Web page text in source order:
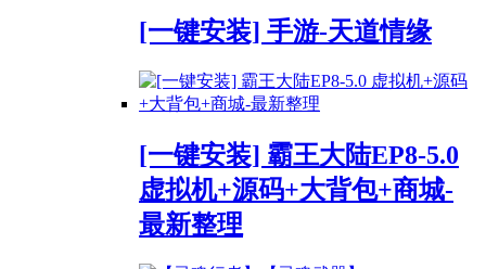
[一键安装] 手游-天道情缘
[一键安装] 霸王大陆EP8-5.0
虚拟机+源码+大背包+商城-
最新整理